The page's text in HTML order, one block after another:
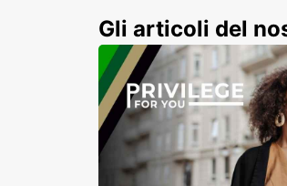
Gli articoli del